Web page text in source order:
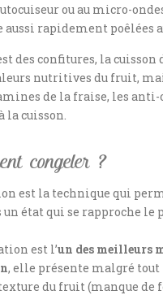
ou au micro-
aussi rapidement poêlées
des confitures, la cuisson
nutritives du fruit,
de la fraise, les anti-
cuisson.
congeler ?
est la technique qui
état qui se rapproche le
est l’un des meilleurs
, elle présente malgré
du fruit (manque de